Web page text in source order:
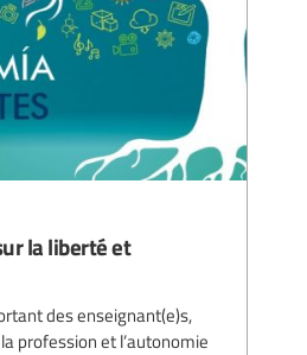
la liberté et
des enseignant(e)s,
profession et l’autonomie